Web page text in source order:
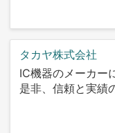
タカヤ株式会社
IC機器のメーカー
是非、信頼と実績